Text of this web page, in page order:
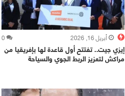
أبريل 16, 2026 0
إيزي جيت.. تفتتح أول قاعدة لها بإفريقيا من
مراكش لتعزيز الربط الجوي والسياحة